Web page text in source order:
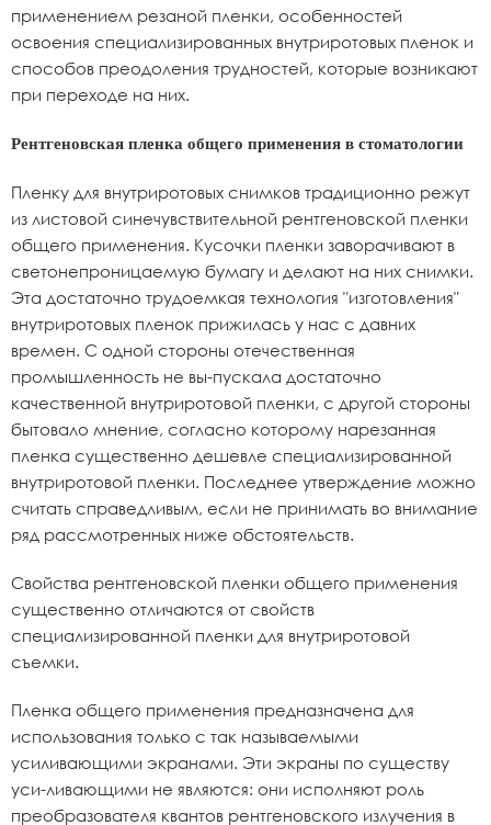
применением резаной пленки, особенностей
освоения специализированных внутриротовых пленок и
способов преодоления трудностей, которые возникают
при переходе на них.
Рентгеновская пленка общего применения в стоматологии
Пленку для внутриротовых снимков традиционно режут
из листовой синечувствительной рентгеновской пленки
общего применения. Кусочки пленки заворачивают в
светонепроницаемую бумагу и делают на них снимки.
Эта достаточно трудоемкая технология "изготовления"
внутриротовых пленок прижилась у нас с давних
времен. С одной стороны отечественная
промышленность не вы-пускала достаточно
качественной внутриротовой пленки, с другой стороны
бытовало мнение, согласно которому нарезанная
пленка существенно дешевле специализированной
внутриротовой пленки. Последнее утверждение можно
считать справедливым, если не принимать во внимание
ряд рассмотренных ниже обстоятельств.
Свойства рентгеновской пленки общего применения
существенно отличаются от свойств
специализированной пленки для внутриротовой
съемки.
Пленка общего применения предназначена для
использования только с так называемыми
усиливающими экранами. Эти экраны по существу
уси-ливающими не являются: они исполняют роль
преобразователя квантов рентгеновского излучения в